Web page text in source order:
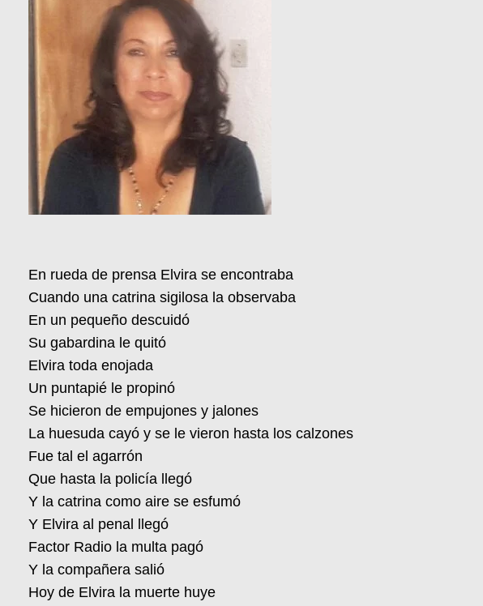
En rueda de prensa Elvira se encontraba
Cuando una catrina sigilosa la observaba
En un pequeño descuidó
Su gabardina le quitó
Elvira toda enojada
Un puntapié le propinó
Se hicieron de empujones y jalones
La huesuda cayó y se le vieron hasta los calzones
Fue tal el agarrón
Que hasta la policía llegó
Y la catrina como aire se esfumó
Y Elvira al penal llegó
Factor Radio la multa pagó
Y la compañera salió
Hoy de Elvira la muerte huye